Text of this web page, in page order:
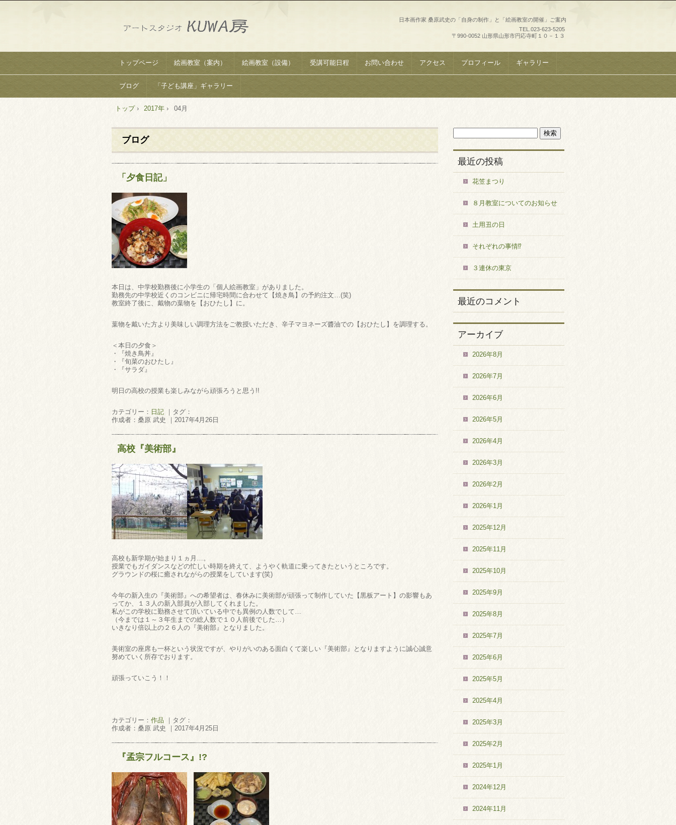
日本画作家 桑原武史の「自身の制作」と「絵画教室の開催」ご案内
TEL. 023-623-5205
〒990-0052 山形県山形市円応寺町１０－１３
トップページ 絵画教室（案内） 絵画教室（設備） 受講可能日程 お問い合わせ アクセス プロフィール ギャラリー
ブログ 「子ども講座」ギャラリー
トップ› 2017年 › 04月
ブログ
「夕食日記」
本日は、中学校勤務後に小学生の「個人絵画教室」がありました。
勤務先の中学校近くのコンビニに帰宅時間に合わせて【焼き鳥】の予約注文…(笑)
教室終了後に、戴物の葉物を【おひたし】に。
葉物を戴いた方より美味しい調理方法をご教授いただき、辛子マヨネーズ醬油での【おひたし】を調理する。
＜本日の夕食＞
・『焼き鳥丼』
・『旬菜のおひたし』
・『サラダ』
明日の高校の授業も楽しみながら頑張ろうと思う!!
カテゴリー： 日記 ｜タグ：
作成者：桑原 武史 ｜2017年4月26日
高校『美術部』
高校も新学期が始まり１ヵ月…。
授業でもガイダンスなどの忙しい時期を終えて、ようやく軌道に乗ってきたというところです。
グラウンドの桜に癒されながらの授業をしています(笑)
今年の新入生の『美術部』への希望者は、春休みに美術部が頑張って制作していた【黒板アート】の影響もあ
ってか、１３人の新入部員が入部してくれました。
私がこの学校に勤務させて頂いている中でも異例の人数でして…
（今までは１～３年生までの総人数で１０人前後でした…）
いきなり倍以上の２６人の『美術部』となりました。
美術室の座席も一杯という状況ですが、やりがいのある面白くて楽しい『美術部』となりますように誠心誠意
努めていく所存でおります。
頑張っていこう！！
カテゴリー： 作品 ｜タグ：
作成者：桑原 武史 ｜2017年4月25日
『孟宗フルコース』!?
最近の投稿
花笠まつり
８月教室についてのお知らせ
土用丑の日
それぞれの事情⁉
３連休の東京
最近のコメント
アーカイブ
2026年8月
2026年7月
2026年6月
2026年5月
2026年4月
2026年3月
2026年2月
2026年1月
2025年12月
2025年11月
2025年10月
2025年9月
2025年8月
2025年7月
2025年6月
2025年5月
2025年4月
2025年3月
2025年2月
2025年1月
2024年12月
2024年11月